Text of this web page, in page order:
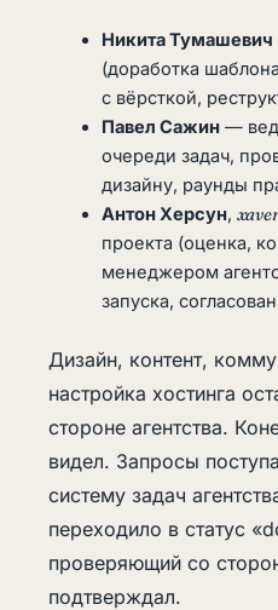
Никита Тумашевич
(доработка
с вёрсткой,
Павел Сажин—
очереди задач,
дизайну, раунды
Антон Херсун,
проекта (оценка,
менеджером
запуска,
Дизайн, контент,
настройка хостинга
стороне агентства.
видел. Запросы
систему задач
переходило в статус
проверяющий со
подтверждал.